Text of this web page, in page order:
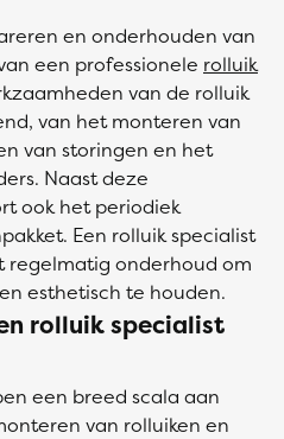
en onderhouden van
een professionele rolluik
van de rolluik
van het monteren van
van storingen en het
Naast deze
ook het periodiek
Een rolluik specialist
regelmatig onderhoud om
esthetisch te houden.
rolluik specialist
een breed scala aan
van rolluiken en